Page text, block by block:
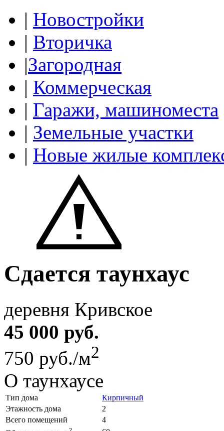
| Новостройки
| Вторичка
|Загородная
| Коммерческая
| Гаражи, машиноместа
| Земельные участки
| Новые жилые
Сдается таунхаус
деревня Кривское
45 000 руб.
750 руб./м2
О таунхаусе
Тип дома
Кирпичный
Этажность дома
2
Всего помещений
4